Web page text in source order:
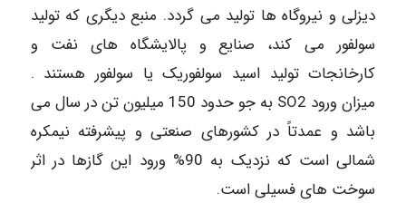
دیزلی و نیروگاه ها تولید می گردد. منبع دیگری که تولید
سولفور می کند، صنایع و پالایشگاه های نفت و
کارخانجات تولید اسید سولفوریک یا سولفور هستند .
میزان ورود SO2 به جو حدود 150 میلیون تن در سال می
باشد و عمدتاً در کشورهای صنعتی و پیشرفته نیمکره
شمالی است که نزدیک به 90% ورود این گازها در اثر
سوخت های فسیلی است.